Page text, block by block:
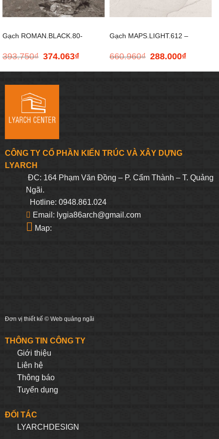
Gạch ROMAN.BLACK.80-
393.750₫ Giá
393.750₫.
374.063₫Giá
Gạch MAPS.LIGHT.612 –
660.960₫ Giá
288.000₫Giá
CÔNG TY CỔ PHẦN KIẾN TRÚC VÀ XÂY DỰNG
LYARCH
ĐC: 164 Phạm Văn Đồng – P. Cẩm Thành – T. Quảng
Ngãi.
Hotline: 0948.861.024
Email: lygia86arch@gmail.com
Map:
Đơn vị thiết kế © Web quảng ngãi
THÔNG TIN CÔNG TY
Giới thiệu
Liên hệ
Thông báo
Tuyển dụng
ĐỐI TÁC
LYARCHDESIGN